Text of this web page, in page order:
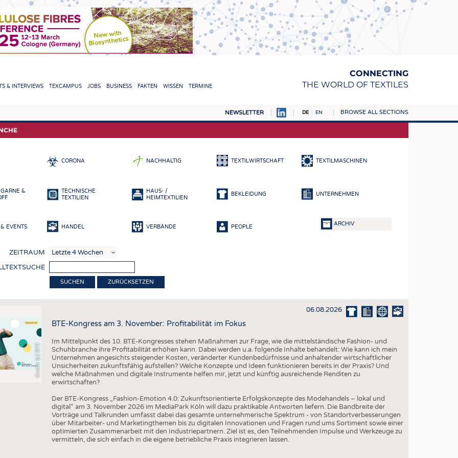
CONNECTING
THE WORLD OF TEXTILES
& INTERVIEWS TEXCAMPUS JOBS BUSINESS FAKTEN WISSEN TERMINE
NEWSLETTER DE EN BROWSE ALL SECTIONS
TEXTILE LEADERSHIP FASERN
GEWEBE
VLIESSTOFFE
NACHHALTIGKEIT
KREISLAUFWIRTSCHAFT
TECHNISCHE TEXTILIEN
SMART TEXTILES
MEDIZIN
HAUS- UND HEIMTEXTILIEN
BEKLEIDUNG
TESTS
CORONA NACHHALTIG TEXTILWIRTSCHAFT TEXTILMASCHINEN
&
TECHNISCHE
TEXTILIEN
HAUS- /
HEIMTEXTILIEN
BEKLEIDUNG UNTERNEHMEN
EVENTS HANDEL VERBÄNDE PEOPLE ARCHIV
ZEITRAUM
ZURÜCKSETZEN
Grafik (c) BTE
06.08.2026
BTE-Kongress am 3. November: Profitabilität im Fokus
Im Mittelpunkt des 10. BTE-Kongresses stehen Maßnahmen zur Frage, wie die mittelständische Fashion- und
Schuhbranche ihre Profitabilität erhöhen kann. Dabei werden u.a. folgende Inhalte behandelt: Wie kann ich mein
Unternehmen angesichts steigender Kosten, veränderter Kundenbedürfnisse und anhaltender wirtschaftlicher
Unsicherheiten zukunftsfähig aufstellen? Welche Konzepte und Ideen funktionieren bereits in der Praxis? Und
welche Maßnahmen und digitale Instrumente helfen mir, jetzt und künftig ausreichende Renditen zu
erwirtschaften?
Der BTE-Kongress „Fashion-Emotion 4.0: Zukunftsorientierte Erfolgskonzepte des Modehandels – lokal und
digital“ am 3. November 2026 im MediaPark Köln will dazu praktikable Antworten liefern. Die Bandbreite der
Vorträge und Talkrunden umfasst dabei das gesamte unternehmerische Spektrum - von Standortverbesserungen
über Mitarbeiter- und Marketingthemen bis zu digitalen Innovationen und Fragen rund ums Sortiment sowie einer
optimierten Zusammenarbeit mit den Industriepartnern. Ziel ist es, den Teilnehmenden Impulse und Werkzeuge zu
vermitteln, die sich einfach in die eigene betriebliche Praxis integrieren lassen.